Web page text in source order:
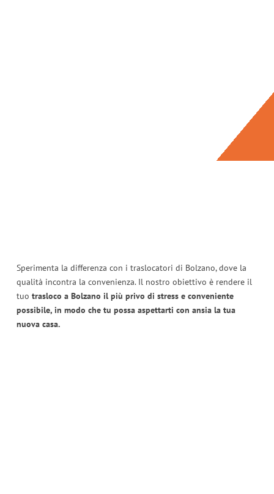
Sperimenta la differenza con i traslocatori di Bolzano, dove la
qualità incontra la convenienza. Il nostro obiettivo è rendere il
tuo trasloco a Bolzano il più privo di stress e conveniente
possibile, in modo che tu possa aspettarti con ansia la tua
nuova casa.